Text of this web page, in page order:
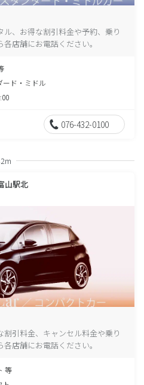
、お得な割引料金や予約、乗り
店舗にお電話ください。
ード・ミドル
076-432-0100
山駅北
引料金、キャンセル料金や乗り
店舗にお電話ください。
等